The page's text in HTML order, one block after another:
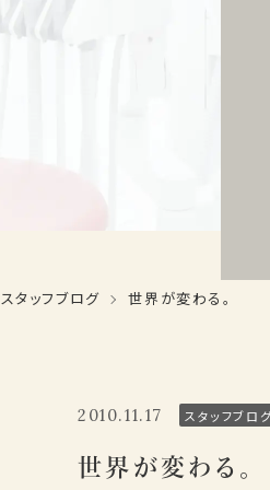
スタッフブログ 世界が変わる。
2010.11.17 スタッフブロ
世界が変わる。